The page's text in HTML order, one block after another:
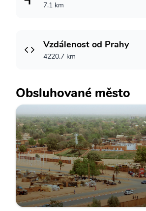
7.1 km
Vzdálenost od Prahy
4220.7 km
Obsluhované město